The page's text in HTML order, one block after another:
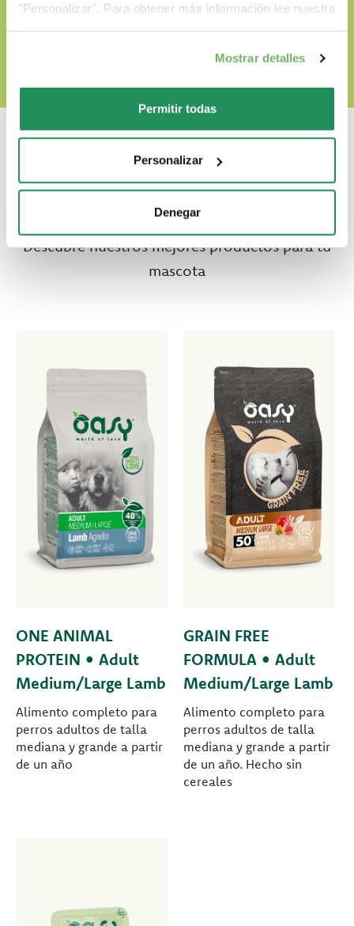
"Personalizar". Para obtener más información lee nuestra
Mostrar detalles
Permitir todas
Personalizar
Denegar
DESCUBRE NUESTRO WORLD OF LOVE
Cual es su favorito?
Descubre nuestros mejores productos para tu
mascota
ONE ANIMAL
PROTEIN • Adult
Medium/Large Lamb
Alimento completo para
perros adultos de talla
mediana y grande a partir
de un año
GRAIN FREE
FORMULA • Adult
Medium/Large Lamb
Alimento completo para
perros adultos de talla
mediana y grande a partir
de un año. Hecho sin
cereales